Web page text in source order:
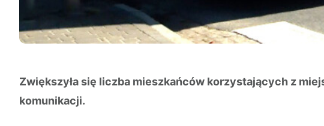
Zwiększyła się liczba mieszkańców korzystających z
komunikacji.